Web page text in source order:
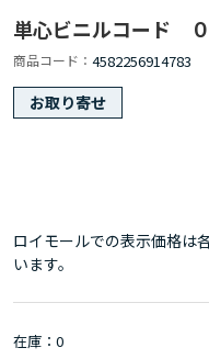
単心ビニルコード
商品コード 4582256914783
お取り寄せ
ロイモールでの表示価格は
います。
在庫 0